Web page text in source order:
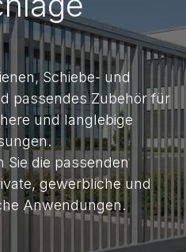
Schiebe- und
passendes Zubehör für
und langlebige
Sie die passenden
gewerbliche und
Anwendungen.